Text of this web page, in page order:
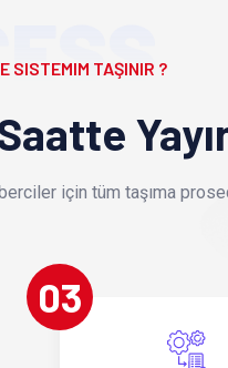
SISTEMIM TAŞINIR ?
için tüm taşıma
03